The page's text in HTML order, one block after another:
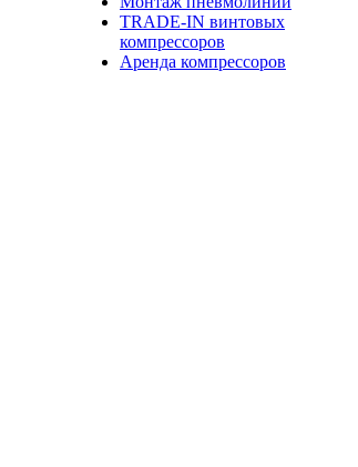
TRADE-IN винтовых
компрессоров
Аренда компрессоров